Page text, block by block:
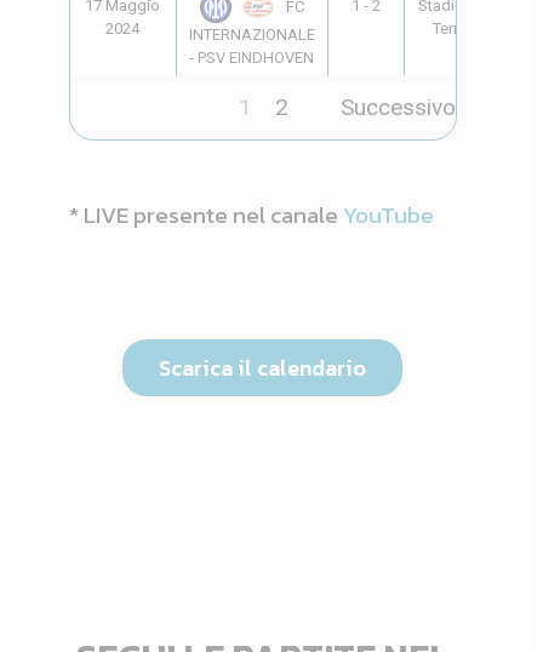
17 Maggio
2024
FC
INTERNAZIONALE
- PSV EINDHOVEN
1 - 2
Stadio delle
Terme *
1 2 Successivo
* LIVE presente nel canale YouTube
Scarica il calendario